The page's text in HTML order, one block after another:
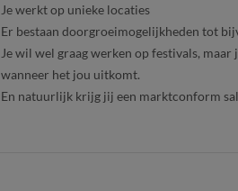
Je werkt op unieke locaties
Er bestaan doorgroeimogelijkheden tot
Je wil wel graag werken op festivals,
wanneer het jou uitkomt.
En natuurlijk krijg jij een marktconform